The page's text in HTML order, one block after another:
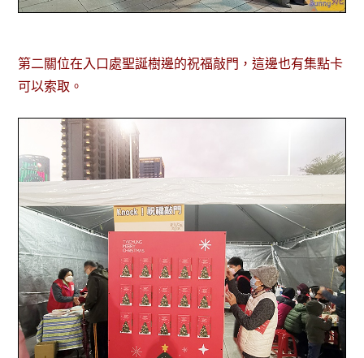
第二關位在入口處聖誕樹邊的祝福敲門，這邊也有集點卡
可以索取。